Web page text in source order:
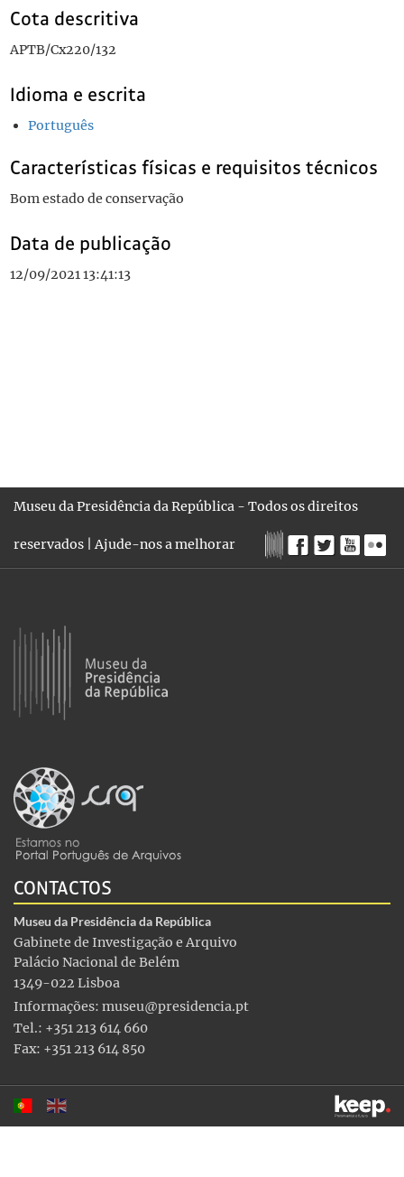
Cota descritiva
APTB/Cx220/132
Idioma e escrita
Português
Características físicas e requisitos técnicos
Bom estado de conservação
Data de publicação
12/09/2021 13:41:13
Museu da Presidência da República - Todos os direitos
reservados |Ajude-nos a melhorar
CONTACTOS
Museu da Presidência da República
Gabinete de Investigação e Arquivo
Palácio Nacional de Belém
1349-022 Lisboa
Informações: museu@presidencia.pt
Tel.: +351 213 614 660
Fax: +351 213 614 850